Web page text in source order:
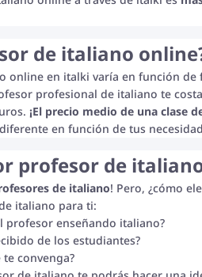
de italiano
online en italki varía en función
profesional de italiano te
¡El precio medio de una clase
en función de tus
profesor de
de italiano! Pero, ¿cómo
italiano para ti:
profesor enseñando italiano?
de los estudiantes?
convenga?